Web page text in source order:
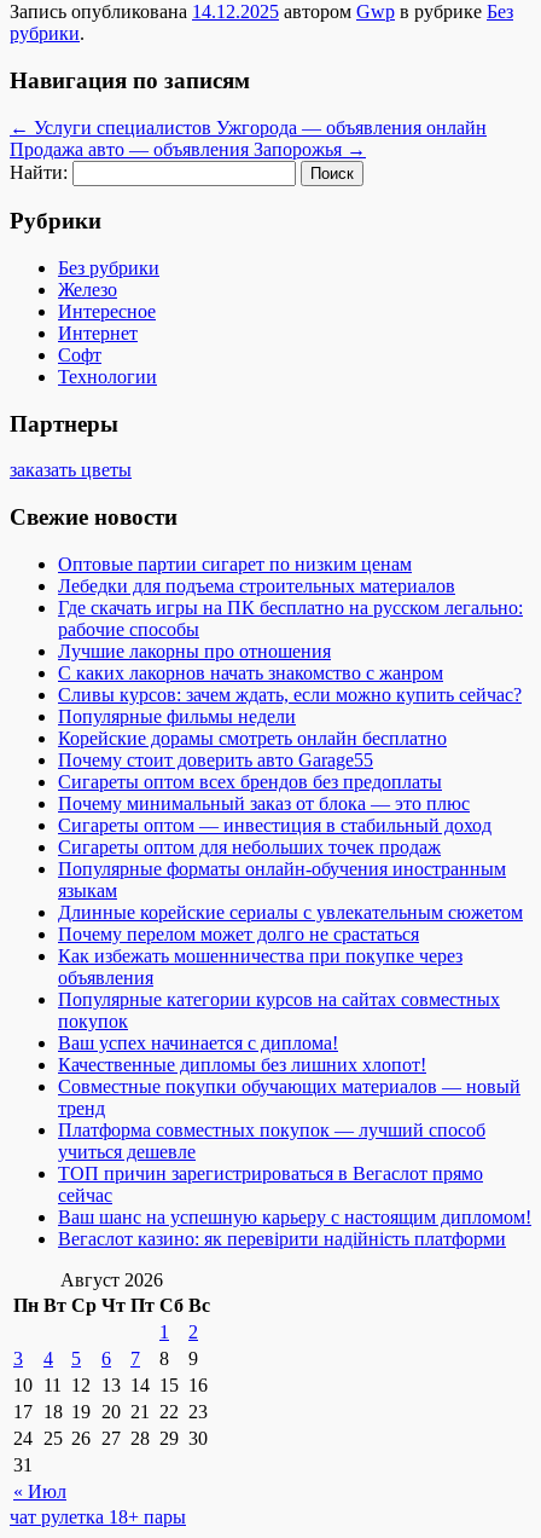
Запись опубликована 14.12.2025 автором Gwp в рубрике Без
рубрики.
Навигация по записям
← Услуги специалистов Ужгорода — объявления онлайн
Продажа авто — объявления Запорожья →
Найти:
Рубрики
Без рубрики
Железо
Интересное
Интернет
Софт
Технологии
Партнеры
заказать цветы
Свежие новости
Оптовые партии сигарет по низким ценам
Лебедки для подъема строительных материалов
Где скачать игры на ПК бесплатно на русском легально:
рабочие способы
Лучшие лакорны про отношения
С каких лакорнов начать знакомство с жанром
Сливы курсов: зачем ждать, если можно купить сейчас?
Популярные фильмы недели
Корейские дорамы смотреть онлайн бесплатно
Почему стоит доверить авто Garage55
Сигареты оптом всех брендов без предоплаты
Почему минимальный заказ от блока — это плюс
Сигареты оптом — инвестиция в стабильный доход
Сигареты оптом для небольших точек продаж
Популярные форматы онлайн-обучения иностранным
языкам
Длинные корейские сериалы с увлекательным сюжетом
Почему перелом может долго не срастаться
Как избежать мошенничества при покупке через
объявления
Популярные категории курсов на сайтах совместных
покупок
Ваш успех начинается с диплома!
Качественные дипломы без лишних хлопот!
Совместные покупки обучающих материалов — новый
тренд
Платформа совместных покупок — лучший способ
учиться дешевле
ТОП причин зарегистрироваться в Вегаслот прямо
сейчас
Ваш шанс на успешную карьеру с настоящим дипломом!
Вегаслот казино: як перевірити надійність платформи
Август 2026
Пн Вт Ср Чт Пт Сб Вс
« Июл
1
2
3
4 5 6 7 8
9
10 11 12 13 14 15 16
17 18 19 20 21 22 23
24 25 26 27 28 29 30
31
чат рулетка 18+ пары